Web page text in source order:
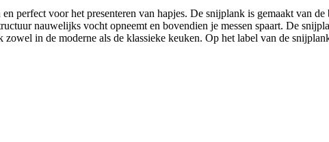
perfect voor het presenteren van hapjes. De snijplank is gemaakt van
nauwelijks vocht opneemt en bovendien je messen spaart. De
in de moderne als de klassieke keuken. Op het label van de